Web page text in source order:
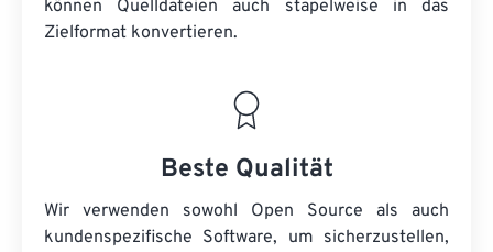
können Quelldateien auch stapelweise in das
Zielformat konvertieren.
Beste Qualität
Wir verwenden sowohl Open Source als auch
kundenspezifische Software, um sicherzustellen,